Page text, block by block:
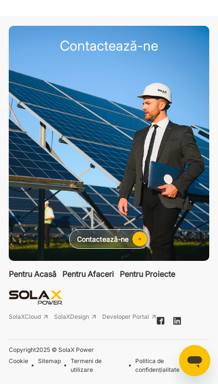
Pentru Acasă Pentru Afaceri Pentru Proiecte
SolaXCloud SolaXDesign Developer Portal
Copyright2025 © SolaX Power
Cookie
Sitemap
Termeni de
utilizare
Politica de
confidențialitate
Contactează-ne
Contactează-ne